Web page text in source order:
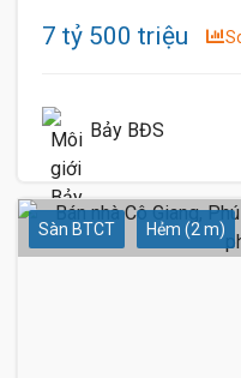
7 tỷ 500 triệu
Bảy BĐS
Sàn BTCT Hẻm (2 m)